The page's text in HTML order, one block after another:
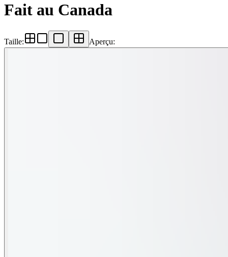
Fait au Canada
Taille: Aperçu: